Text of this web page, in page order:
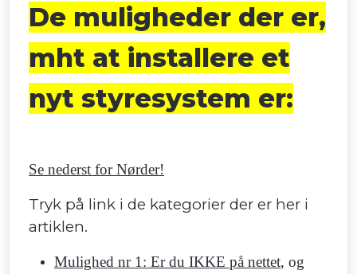
De muligheder der er,
mht at installere et
nyt styresystem er:
Se nederst for Nørder!
Tryk på link i de kategorier der er her i
artiklen.
Mulighed nr 1: Er du IKKE på nettet, og